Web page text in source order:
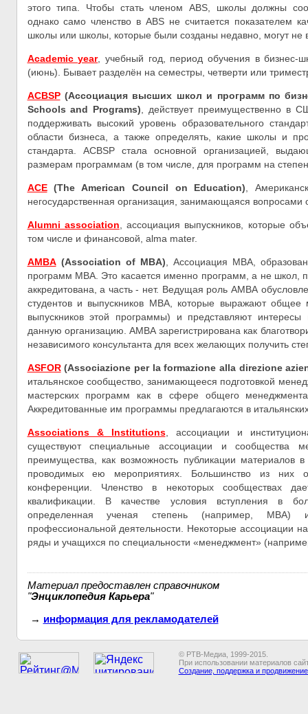
этого типа. Чтобы стать членом ABS, школы должны
однако само членство в ABS не считается показателем
школы или школы, которые были созданы недавно, могут не
Academic year, учебный год, период обучения в бизнес-
(июнь). Бывает разделён на семестры, четверти или
ACBSP (Ассоциация высших школ и программ по
Schools and Programs) , действует преимущественно в
поддерживать высокий уровень образовательного
области бизнеса, а также определять, какие школы и
стандарта. ACBSP стала основной организацией,
размерам программам (в том числе, для программ на
ACE (The American Council on Education) ,
негосударственная организация, занимающаяся
Alumni association , ассоциация выпускников, которые
том числе и финансовой, alma mater.
AMBA (Association of MBA) , Ассоциация MBA,
программ MBA. Это касается именно программ, а не школ,
аккредитована, а часть - нет. Ведущая роль АМВА
студентов и выпускников МВА, которые выражают общее
выпускников этой программы) и представляют
данную организацию. АМВА зарегистрирована как
независимого консультанта для всех желающих получить
ASFOR (Associazione per la formazione alla direzione
итальянское сообщество, занимающееся подготовкой
мастерских программ как в сфере общего
Аккредитованные им программы предлагаются в
Associations & Institutions, ассоциации и
существуют специальные ассоциации и сообщества
преимущества, как возможность публикации материалов
проводимых ею мероприятиях. Большинство из них
конференции. Членство в некоторых сообществах
квалификации. В качестве условия вступления в
определенная ученая степень (например, МВА)
профессиональной деятельности. Некоторые ассоциации
ряды и учащихся по специальности «менеджмент»
Материал предоставлен справочником
"Энциклопедия Карьера"
→ информация для рекламодателей
© РТВ-Медиа, 1999-2015.
При использовании материалов
Создание, поддержка и